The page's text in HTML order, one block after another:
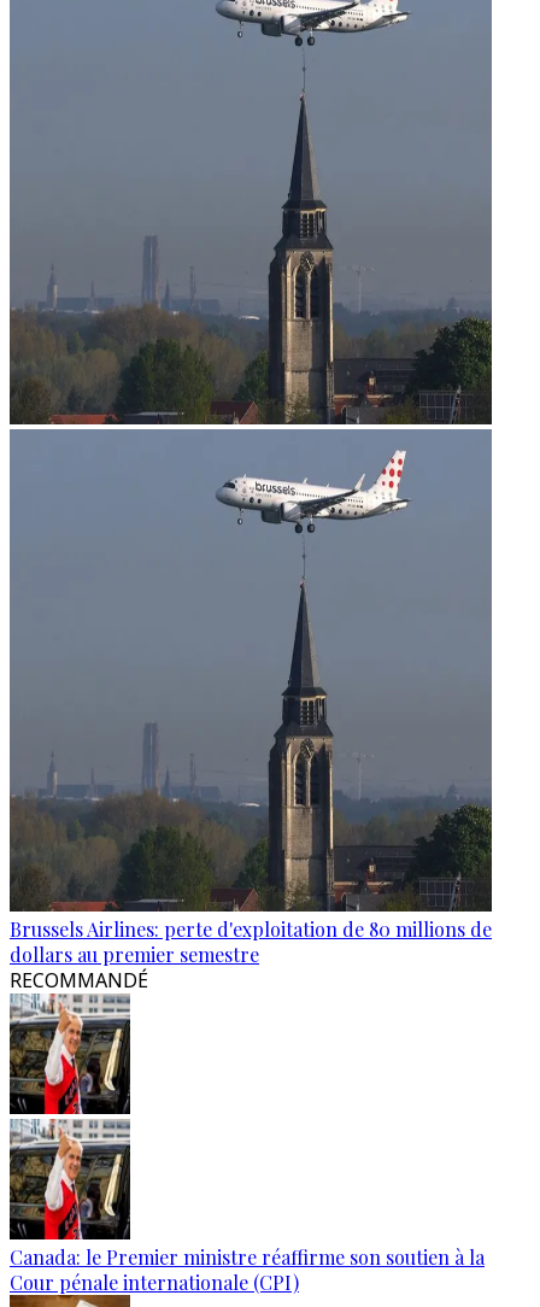
Brussels Airlines: perte d'exploitation de 80 millions de
dollars au premier semestre
RECOMMANDÉ
Canada: le Premier ministre réaffirme son soutien à la
Cour pénale internationale (CPI)